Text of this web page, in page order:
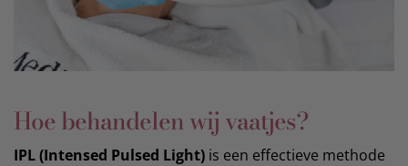
Hoe behandelen wij vaatjes?
IPL (Intensed Pulsed Light) is een effectieve methode